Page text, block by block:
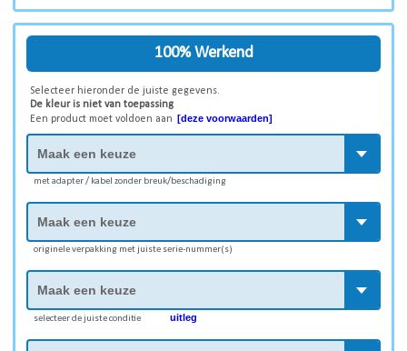
100% Werkend
Selecteer hieronder de juiste gegevens.
De kleur is niet van toepassing
Een product moet voldoen aan [deze voorwaarden]
met adapter / kabel zonder breuk/beschadiging
originele verpakking met juiste serie-nummer(s)
selecteer de juiste conditie uitleg